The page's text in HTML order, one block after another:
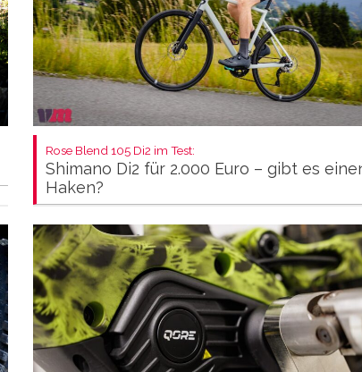
Rose Blend 105 Di2 im Test:
Shimano Di2 für 2.000 Euro – gibt es
Haken?